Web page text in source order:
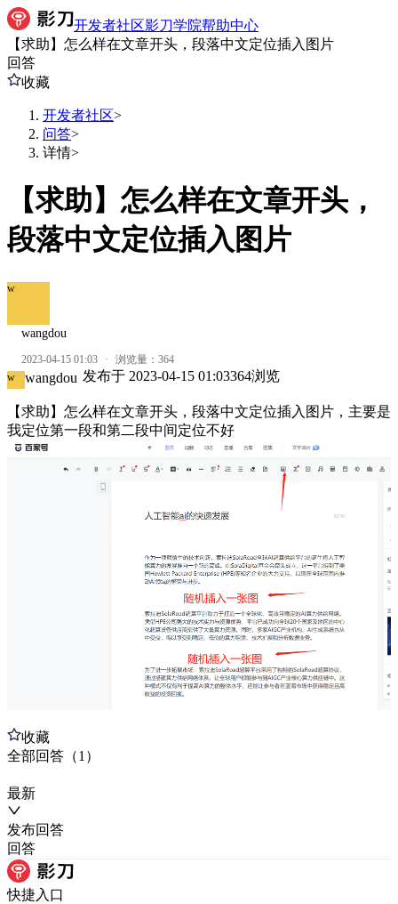
开发者社区影刀学院帮助中心
【求助】怎么样在文章开头，段落中文定位插入图片
回答
收藏
开发者社区>
问答>
详情>
【求助】怎么样在文章开头，
段落中文定位插入图片
w
wangdou
2023-04-15 01:03 · 浏览量： 364
w
wangdou 发布于 2023-04-15 01:03364浏览
【求助】怎么样在文章开头，段落中文定位插入图片，主要是
我定位第一段和第二段中间定位不好
收藏
全部回答 （1 ）
最新
发布回答
回答
快捷入口